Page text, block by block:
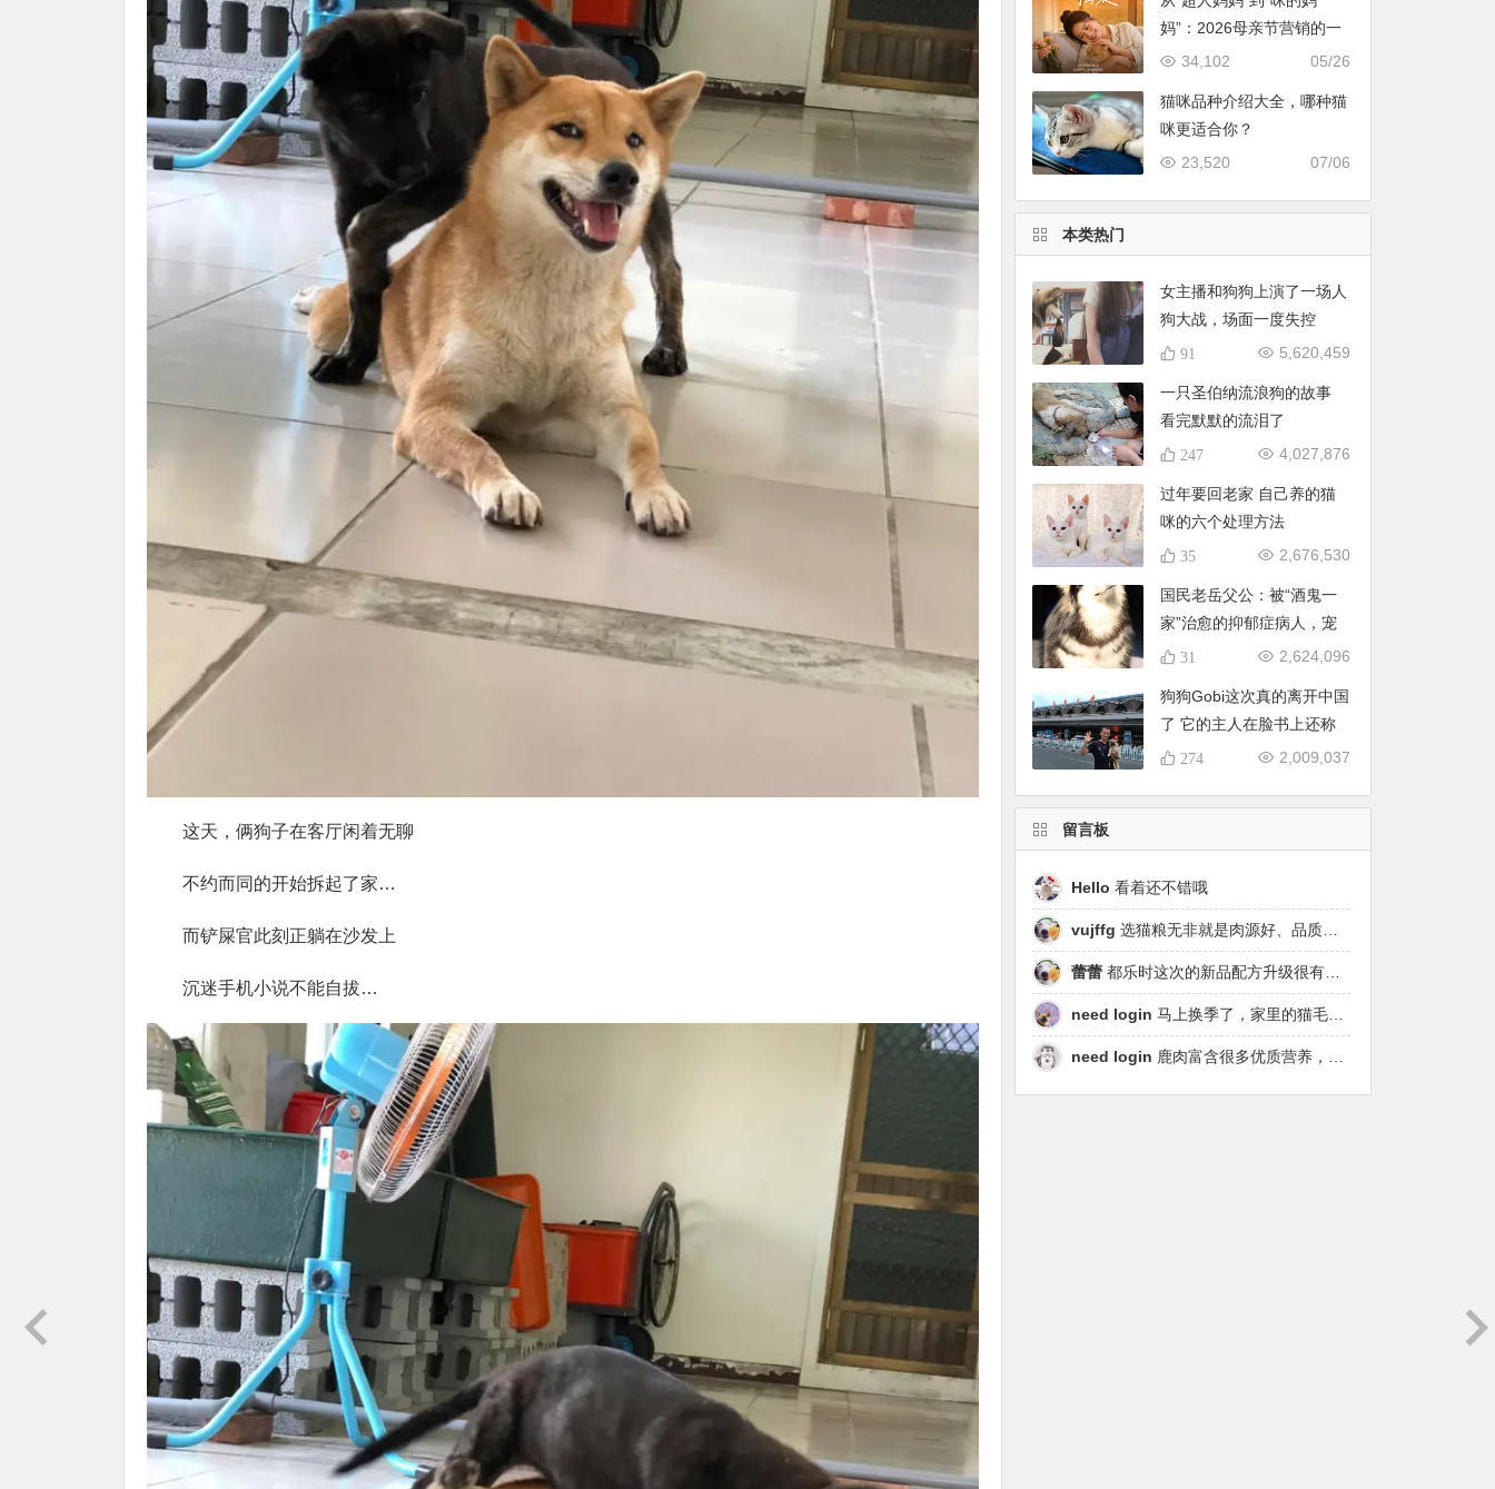
这天，俩狗子在客厅闲着无聊
不约而同的开始拆起了家…
而铲屎官此刻正躺在沙发上
沉迷手机小说不能自拔…
妈”：2026母亲节营销的一
次温情破题
05/26
34,102
猫咪品种介绍大全，哪种猫
咪更适合你？
07/06
23,520
本类热门
女主播和狗狗上演了一场人
狗大战，场面一度失控
5,620,459
91
一只圣伯纳流浪狗的故事
看完默默的流泪了
4,027,876
247
过年要回老家 自己养的猫
咪的六个处理方法
2,676,530
35
国民老岳父公：被“酒鬼一
家”治愈的抑郁症病人，宠
物文化的推进者
2,624,096
31
狗狗Gobi这次真的离开中国
了 它的主人在脸书上还称
赞中国
2,009,037
274
留言板
Hello 看着还不错哦
vujffg 选猫粮无非就是肉源好、品质好、工艺好，都乐时磷虾鹿肉烘焙粮真的可以闭眼冲了！
蕾蕾 都乐时这次的新品配方升级很有针对性，从原料溯源到营养配比都踩中了当下高端市场的需求点，期待后续的区域代理政策。
need login 马上换季了，家里的猫毛又要多起来了……太需要像都乐时这种28天就能改善毛发的产品！
need login 鹿肉富含很多优质营养，磷虾油对毛发改善也很明显，都乐时太懂铲屎官想要什么了